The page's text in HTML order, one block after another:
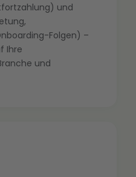
und
Folgen) –
Ihre
und